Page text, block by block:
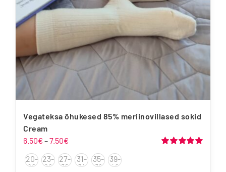
Vegateksa õhukesed 85% meriinovillased sokid
Cream
6.50€ –7.50€
6.50€
kuni
20-
22
23-
26
27-
30
31-
34
35-
38
39-
42